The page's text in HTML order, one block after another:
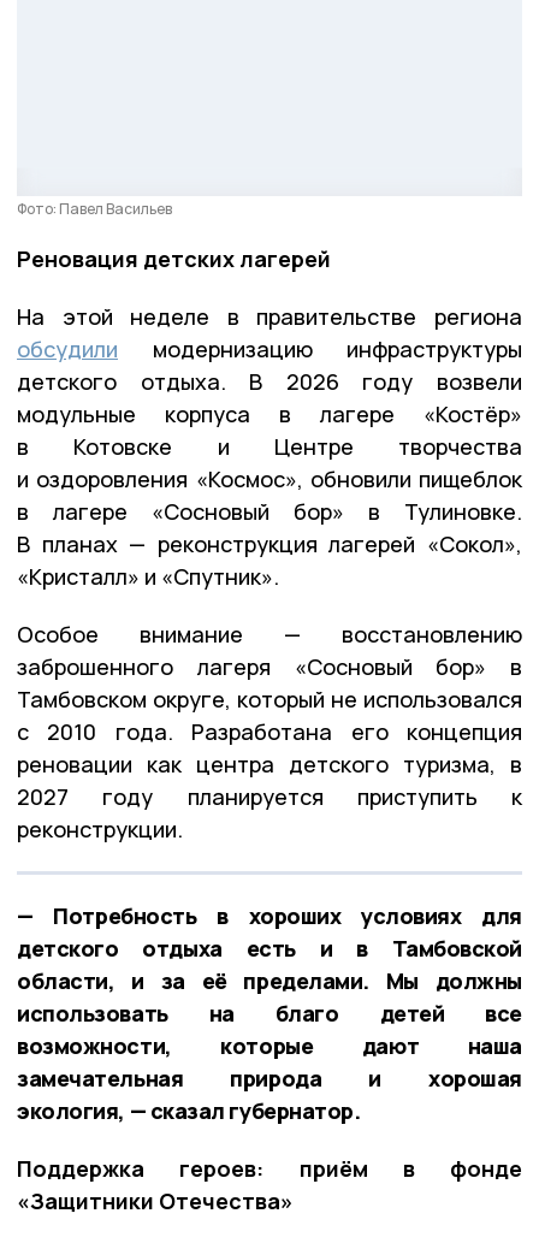
Фото: Павел Васильев
Реновация детских лагерей
На этой неделе в правительстве региона
обсудили модернизацию инфраструктуры
детского отдыха. В 2026 году возвели
модульные корпуса в лагере «Костёр»
в Котовске и Центре творчества
и оздоровления «Космос», обновили пищеблок
в лагере «Сосновый бор» в Тулиновке.
В планах — реконструкция лагерей «Сокол»,
«Кристалл» и «Спутник».
Особое внимание — восстановлению
заброшенного лагеря «Сосновый бор» в
Тамбовском округе, который не использовался
с 2010 года. Разработана его концепция
реновации как центра детского туризма, в
2027 году планируется приступить к
реконструкции.
— Потребность в хороших условиях для
детского отдыха есть и в Тамбовской
области, и за её пределами. Мы должны
использовать на благо детей все
возможности, которые дают наша
замечательная природа и хорошая
экология, — сказал губернатор.
Поддержка героев: приём в фонде
«Защитники Отечества»